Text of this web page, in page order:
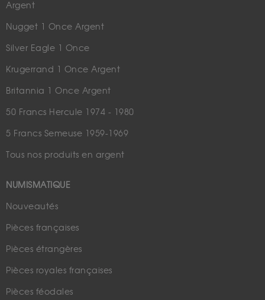
Argent
Nugget 1 Once Argent
Silver Eagle 1 Once
Krugerrand 1 Once Argent
Britannia 1 Once Argent
50 Francs Hercule 1974 - 1980
5 Francs Semeuse 1959-1969
Tous nos produits en argent
NUMISMATIQUE
Nouveautés
Pièces françaises
Pièces étrangères
Pièces royales françaises
Pièces féodales